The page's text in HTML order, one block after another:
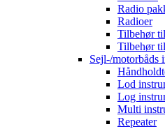
Radio
Radioer
Tilbehør
Tilbehør
Sejl-/motorbåds
Lod
Log
Multi
Repeater